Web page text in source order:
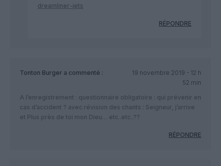
dreamliner-jets
RÉPONDRE
Tonton Burger a commenté :
19 novembre 2019 - 12 h
52 min
A l’enregistrement : questionnaire obligatoire : qui prévenir en
cas d’accident ? avec révision des chants : Seigneur, j’arrive
et Plus près de toi mon Dieu… etc..etc..??
RÉPONDRE